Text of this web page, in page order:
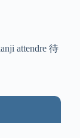
attendre 待